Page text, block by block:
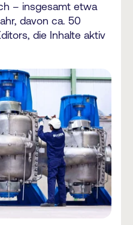
– insgesamt etwa
davon ca. 50
die Inhalte aktiv